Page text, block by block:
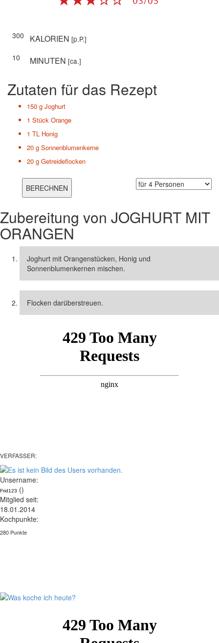
300 KALORIEN [p.P.]
10
MINUTEN [ca.]
Zutaten für das Rezept
150 g Joghurt
1 Stück Orange
1 TL Honig
20 g Sonnenblumenkerne
20 g Getreideflocken
Zubereitung von JOGHURT MIT
ORANGEN
Joghurt mit Orangenstücken, Honig und
Sonnenblumenkernen mischen.
Flocken darüberstreuen.
VERFASSER:
Unsername:
Frid123 ()
Mitglied seit:
18.01.2014
Kochpunkte:
280 Punkte